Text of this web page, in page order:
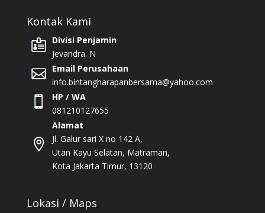
Kontak Kami
Divisi Penjamin
Jevandra. N
Email Perusahaan
info.bintangharapanbersama@yahoo.com
HP / WA
081210127655
Alamat
Jl. Galur sari X no 142 A,
Utan Kayu Selatan, Matraman,
Kota Jakarta Timur, 13120
Lokasi / Maps